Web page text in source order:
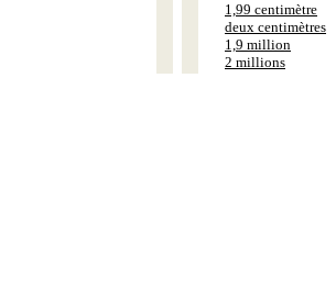
1,99 centimètre
deux centimètres
1,9 million
2 millions